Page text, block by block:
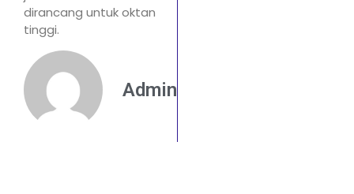
dirancang untuk oktan
tinggi.
Admin